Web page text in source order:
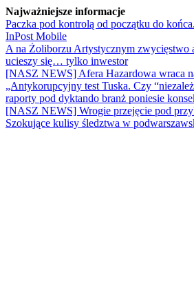
Najważniejsze informacje
Paczka pod kontrolą od początku do
InPost Mobile
A na Żoliborzu Artystycznym zwycięstwo
ucieszy się… tylko inwestor
[NASZ NEWS] Afera Hazardowa wraca
„Antykorupcyjny test Tuska. Czy
raporty pod dyktando branż poniesie
[NASZ NEWS] Wrogie przejęcie pod
Szokujące kulisy śledztwa w